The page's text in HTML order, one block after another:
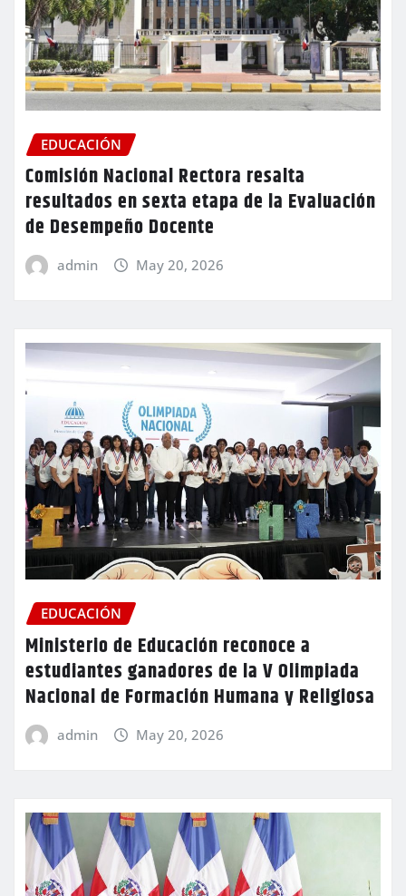
EDUCACIÓN
Comisión Nacional Rectora resalta
resultados en sexta etapa de la Evaluación
de Desempeño Docente
admin May 20, 2026
EDUCACIÓN
Ministerio de Educación reconoce a
estudiantes ganadores de la V Olimpiada
Nacional de Formación Humana y Religiosa
admin May 20, 2026